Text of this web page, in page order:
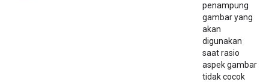
penampung
gambar yang
akan
digunakan
saat rasio
aspek gambar
tidak cocok